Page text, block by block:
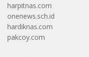
harpitnas.com
onenews.sch.id
hardiknas.com
pakcoy.com